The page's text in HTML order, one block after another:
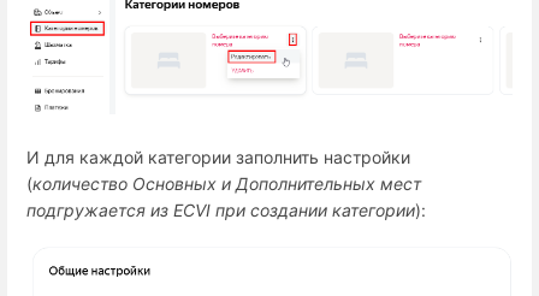
И для каждой категории заполнить настройки
(количество Основных и Дополнительных мест
подгружается из ECVI при создании категории):